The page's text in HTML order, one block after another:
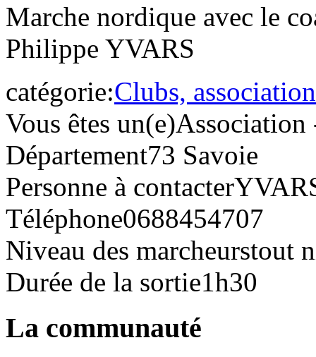
Marche nordique avec le
Philippe YVARS
catégorie:Clubs,
Vous êtes un(e)Association
Département73 Savoie
Personne à contacter
Téléphone0688454707
Niveau des marcheurstout
Durée de la sortie1h30
La communauté